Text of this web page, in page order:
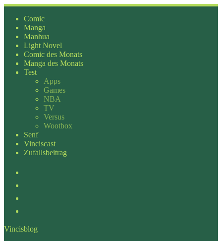
Zum
Inhalt
springen
Comic
Manga
Manhua
Light Novel
Comic des Monats
Manga des Monats
Test
Apps
Games
NBA
TV
Versus
Wootbox
Senf
Vinciscast
Zufallsbeitrag
Vincisblog